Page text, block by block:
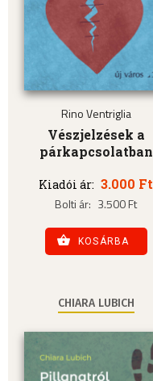
Rino Ventriglia
Vészjelzések a
párkapcsolatban
Kiadói ár: 3.000 Ft
Bolti ár: 3.500 Ft
KOSÁRBA
CHIARA LUBICH